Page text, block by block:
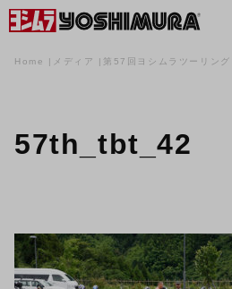
Home メディア 第57回ヨシムラツーリン
57th_tbt_42